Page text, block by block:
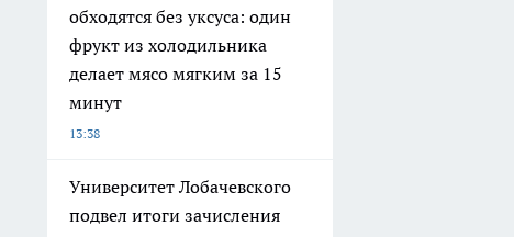
обходятся без уксуса: один
фрукт из холодильника
делает мясо мягким за 15
минут
13:38
Университет Лобачевского
подвел итоги зачисления